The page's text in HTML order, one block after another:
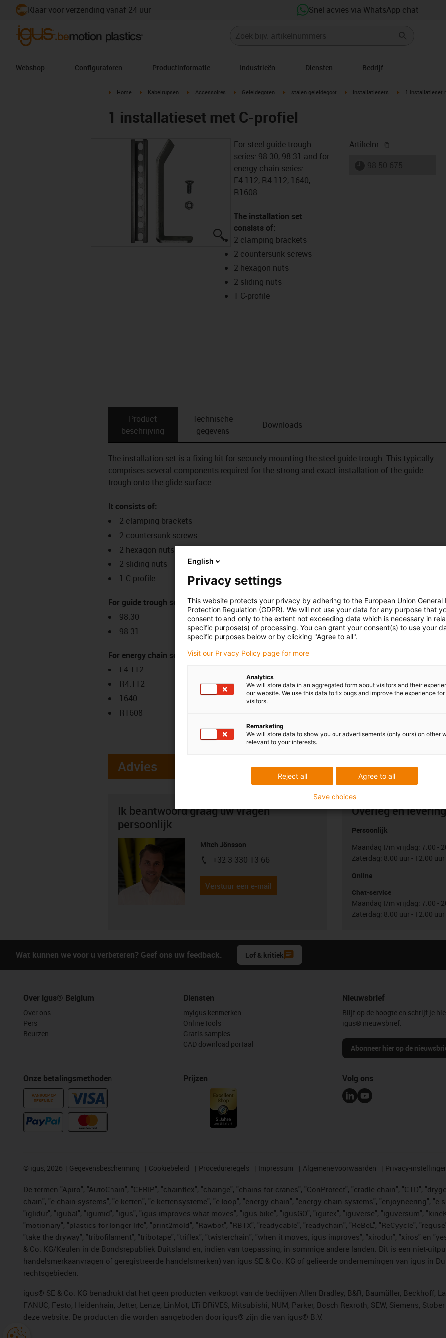
Klaar voor verzending vanaf 24 uur Snel advies via WhatsApp chat
Webshop Configuratoren Productinformatie Industrieën Diensten Bedrijf
igus-icon-arrow-right
Home igus-icon-arrow-right
Kabelrupsen igus-icon-arrow-right
Accessoires igus-icon-arrow-right
Geleidegoten igus-icon-arrow-right
stalen geleidegoot igus-icon-arrow-right
Installatiesets igus-icon-arrow-
1 installatieset
1 installatieset met C-profiel
igus-icon-lupe
For steel guide trough
series: 98.30, 98.31 and for
energy chain series:
E4.112, R4.112, 1640,
R1608
The installation set
consists of:
2 clamping brackets
2 countersunk screws
2 hexagon nuts
2 sliding nuts
1 C-profile
Artikelnr.
Product
beschrijving
Technische
gegevens
Downloads
The installation set is a fixing kit for securely mounting the steel guide trough. This typically
comprises several components required for the strong and exact installation of the guide
trough onto the glide surface.
It consists of:
2 clamping brackets
2 countersunk screws
2 hexagon nuts
2 sliding nuts
1 C-profile
For guide trough series:
98.30
98.31
For energy chain series:
E4.112
R4.112
1640
R1608
Advies
Ik beantwoord graag uw vragen
persoonlijk
Mitch Jönsson
igus-icon-phone
+32 3 330 13 66
Verstuur een e-mail
Overleg en levering
Persoonlijk
Maandag t/m vrijdag: 7.00 -
Zaterdag: 8.00 uur - 12.00 uur
Online
Chat-service
Maandag t/m vrijdag: 7.00 -
Zaterdag: 8.00 uur - 12.00 uur
Wat kunnen we voor u verbeteren? Geef ons uw feedback. Lof & kritiek
Over igus® Belgium
Over ons
Pers
Beurzen
Onze betalingsmethoden
AANKOOP OP
REKENING
Diensten
myigus kenmerken
Online tools
Gratis samples
CAD download portaal
Prijzen
Nieuwsbrief
Blijf op de hoogte en schrijf je
igus® nieuwsbrief.
Abonneer hier op de
Volg ons
© igus, 2026 Gegevensbescherming Cookiebeleid Procedureregels Impressum Algemene voorwaarden Privacy-
De termen "Apiro", "AutoChain", "CFRIP", "chainflex", "chainge", "chains for cranes", "ConProtect", "cradle-chain", "CTD",
chain", "e-chain systems", "e-ketten", "e-kettensysteme", "e-loop", "energy chain", "energy chain systems", "enjoyneering", "e-
"iglidur", "igubal", "igumid", "igus", "igus improves what moves", "igus:bike", "igusGO", "igutex", "iguverse", "iguversum",
"motionary", "plastics for longer life", "print2mold", "Rawbot", "RBTX", "readycable", "readychain", "ReBeL", "ReCyycle",
"take the dryway", "tribofilament", "tribotape", "triflex", "twisterchain", "when it moves, igus improves", "xirodur", "xiros" en
& Co. KG/Keulen in de Bondsrepubliek Duitsland en, indien van toepassing, in sommige andere landen. Dit is een niet-
handelsmerkaanvragen of geregistreerde handelsmerken) van igus SE & Co. KG of gelieerde ondernemingen van igus in
rechtsgebieden.
igus® SE & Co. KG benadrukt dat het geen producten verkoopt van de bedrijven Allen Bradley, B&R, Baumüller, Beckhoff,
FANUC, Festo, Heidenhain, Jetter, Lenze, LinMot, LTi DRiVES, Mitsubishi, NUM, Parker, Bosch Rexroth, SEW, Siemens,
deze website. De producten die worden aangeboden door igus® zijn die van igus® B.V.
English
Privacy settings
This website protects your privacy by adhering to the European Union General
Protection Regulation (GDPR). We will not use your data for any purpose that
consent to and only to the extent not exceeding data which is necessary in
specific purpose(s) of processing. You can grant your consent(s) to use your
specific purposes below or by clicking "Agree to all".
Visit our Privacy Policy page for more
Analytics
We will store data in an aggregated form about visitors and their
our website. We use this data to fix bugs and improve the experience for
visitors.
Remarketing
We will store data to show you our advertisements (only ours) on other
relevant to your interests.
Agree to all
Reject all
Save choices